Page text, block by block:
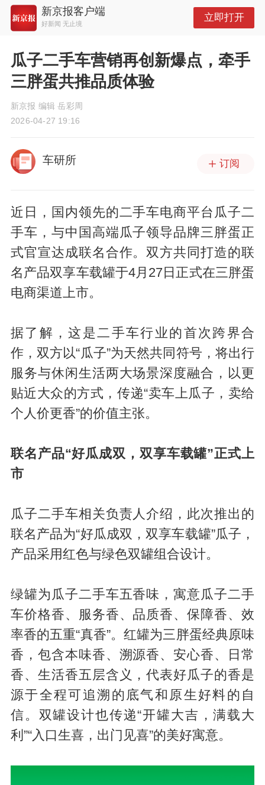
新京报客户端
好新闻 无止境
立即打开
瓜子二手车营销再创新爆点，牵手
三胖蛋共推品质体验
新京报 编辑 岳彩周
2026-04-27 19:16
车研所 订阅
近日，国内领先的二手车电商平台瓜子二
手车，与中国高端瓜子领导品牌三胖蛋正
式官宣达成联名合作。双方共同打造的联
名产品双享车载罐于4月27日正式在三胖蛋
电商渠道上市。
据了解，这是二手车行业的首次跨界合
作，双方以“瓜子”为天然共同符号，将出行
服务与休闲生活两大场景深度融合，以更
贴近大众的方式，传递“卖车上瓜子，卖给
个人价更香”的价值主张。
联名产品“好瓜成双，双享车载罐”正式上
市
瓜子二手车相关负责人介绍，此次推出的
联名产品为“好瓜成双，双享车载罐”瓜子，
产品采用红色与绿色双罐组合设计。
绿罐为瓜子二手车五香味，寓意瓜子二手
车价格香、服务香、品质香、保障香、效
率香的五重“真香”。红罐为三胖蛋经典原味
香，包含本味香、溯源香、安心香、日常
香、生活香五层含义，代表好瓜子的香是
源于全程可追溯的底气和原生好料的自
信。双罐设计也传递“开罐大吉，满载大
利”“入口生喜，出门见喜”的美好寓意。